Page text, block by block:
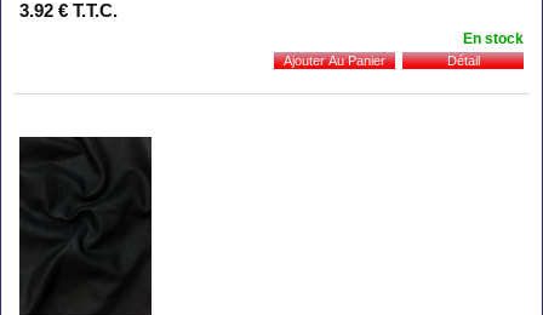
3.92 € T.T.C.
En stock